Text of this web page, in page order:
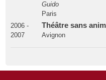
Guido
Paris
2006 -
2007
Théâtre sans
Avignon